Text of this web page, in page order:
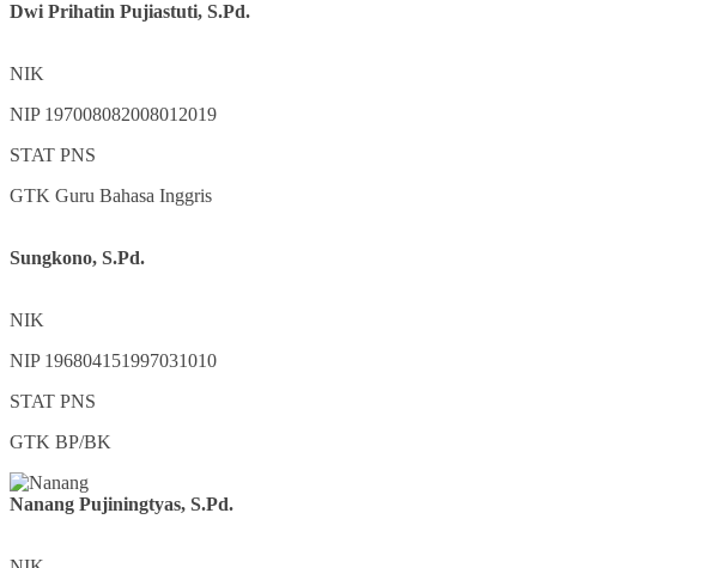
Dwi Prihatin Pujiastuti, S.Pd.
NIK
NIP 197008082008012019
STAT PNS
GTK Guru Bahasa Inggris
Sungkono, S.Pd.
NIK
NIP 196804151997031010
STAT PNS
GTK BP/BK
Nanang Pujiningtyas, S.Pd.